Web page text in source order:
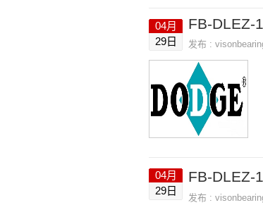
04月
29日
FB-DLEZ-
发布 :
04月
29日
FB-DLEZ-
发布 :